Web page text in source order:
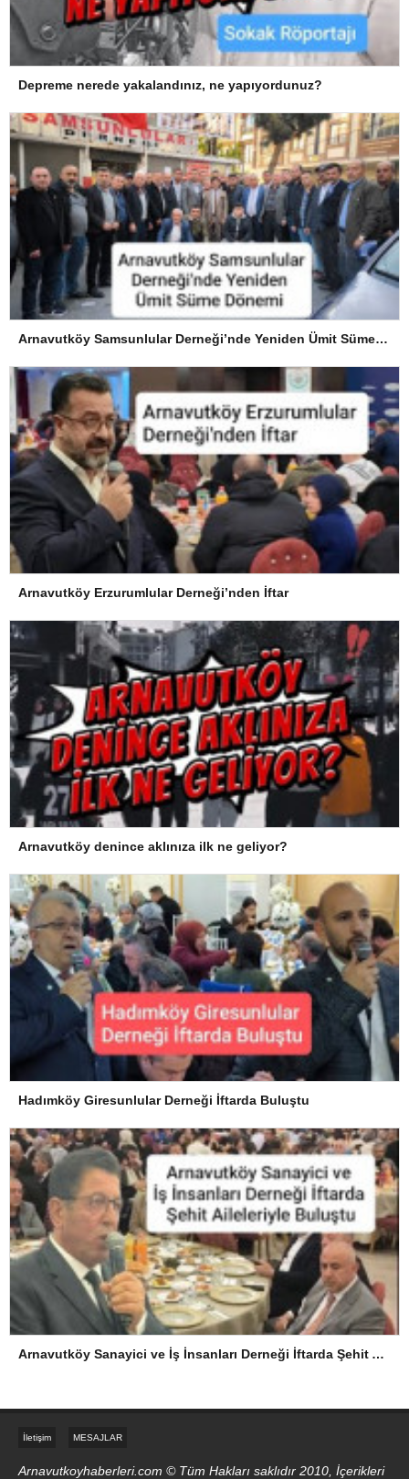
Depreme nerede yakalandınız, ne yapıyordunuz?
Arnavutköy Samsunlular Derneği’nde Yeniden Ümit Süme Dönemi
Arnavutköy Erzurumlular Derneği’nden İftar
Arnavutköy denince aklınıza ilk ne geliyor?
Hadımköy Giresunlular Derneği İftarda Buluştu
Arnavutköy Sanayici ve İş İnsanları Derneği İftarda Şehit Aileleriyle Buluştu
İletişim MESAJLAR
Arnavutkoyhaberleri.com © Tüm Hakları saklıdır 2010, İçerikleri